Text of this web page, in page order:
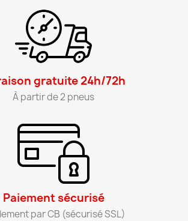
gratuite 24h/72h​
À partir de 2 pneus​
Paiement sécurisé​
par CB (sécurisé SSL)​